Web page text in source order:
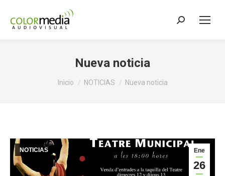
Buscar:
Nueva noticia
Estás aquí:
Inicio NOTICIAS Nueva noticia
Ene
26
NOTICIAS